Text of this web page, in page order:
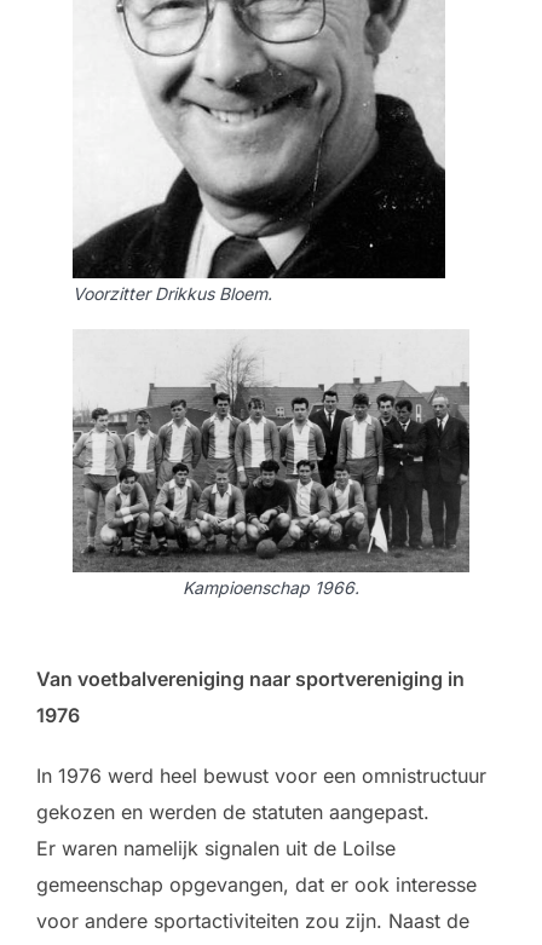
Voorzitter Drikkus Bloem.
Kampioenschap 1966.
Van voetbalvereniging naar sportvereniging in
1976
In 1976 werd heel bewust voor een omnistructuur
gekozen en werden de statuten aangepast.
Er waren namelijk signalen uit de Loilse
gemeenschap opgevangen, dat er ook interesse
voor andere sportactiviteiten zou zijn. Naast de